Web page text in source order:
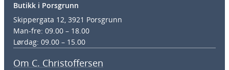
Butikk i Porsgrunn
Skippergata 12, 3921 Porsgrunn
Man-fre: 09.00 – 18.00
Lørdag: 09.00 – 15.00
Om C. Christoffersen